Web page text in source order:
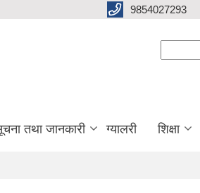
9854027293
तथा जानकारी ग्यालरी शिक्षा